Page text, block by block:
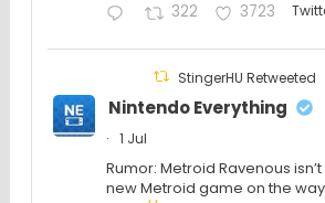
322 3723
StingerHU Retweeted
Nintendo Everything
·
1 Jul
Rumor: Metroid Ravenous
new Metroid game on the way